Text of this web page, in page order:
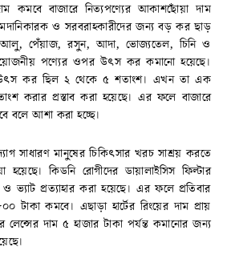
কমবে বাজারে নিত্যপণ্যের আকাশছোঁয়া দাম
ও সরবরাহকারীদের জন্য বড় কর ছাড়
আলু, পেঁয়াজ, রসুন, আদা, ভোজ্যতেল, চিনি ও
পণ্যের ওপর উৎস কর কমানো হয়েছে।
কর ছিল ২ থেকে ৫ শতাংশ। এখন তা এক
করার প্রস্তাব করা হয়েছে। এর ফলে বাজারে
বলে আশা করা হচ্ছে।
সাধারণ মানুষের চিকিৎসার খরচ সাশ্রয় করতে
কিডনি রোগীদের ডায়ালাইসিস ফিল্টার
প্রত্যাহার করা হয়েছে। এর ফলে প্রতিবার
টাকা কমবে। এছাড়া হার্টের রিংয়ের দাম প্রায়
দাম ৫ হাজার টাকা পর্যন্ত কমানোর জন্য